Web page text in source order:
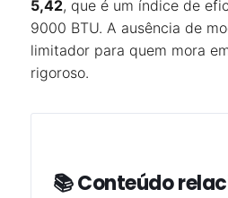
5,42, que é um índice de
9000 BTU. A ausência de
limitador para quem mora
rigoroso.
📚 Conteúdo